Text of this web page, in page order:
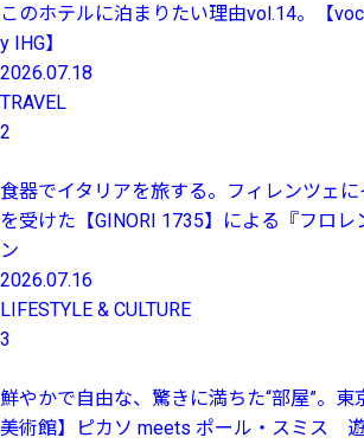
このホテルに泊まりたい理由vol.14。【
y IHG】
2026.07.18
TRAVEL
2
食器でイタリアを旅する。フィレンツェ
を受けた【GINORI 1735】による『フロレ
ン
2026.07.16
LIFESTYLE & CULTURE
3
鮮やかで自由な、驚きに満ちた“部屋”。
美術館】ピカソ meets ポール・スミス